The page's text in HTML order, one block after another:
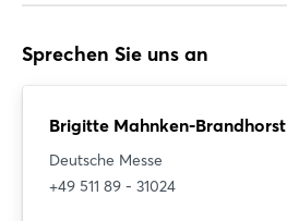
Sprechen Sie uns an
Brigitte Mahnken-Brandhorst
Deutsche Messe
+49 511 89 - 31024